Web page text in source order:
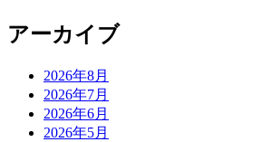
アーカイブ
2026年8月
2026年7月
2026年6月
2026年5月